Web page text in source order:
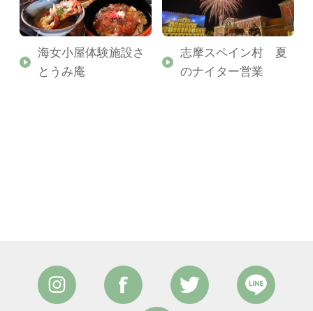
海女小屋体験施設さ
とうみ庵
志摩スペイン村 夏
のナイター営業